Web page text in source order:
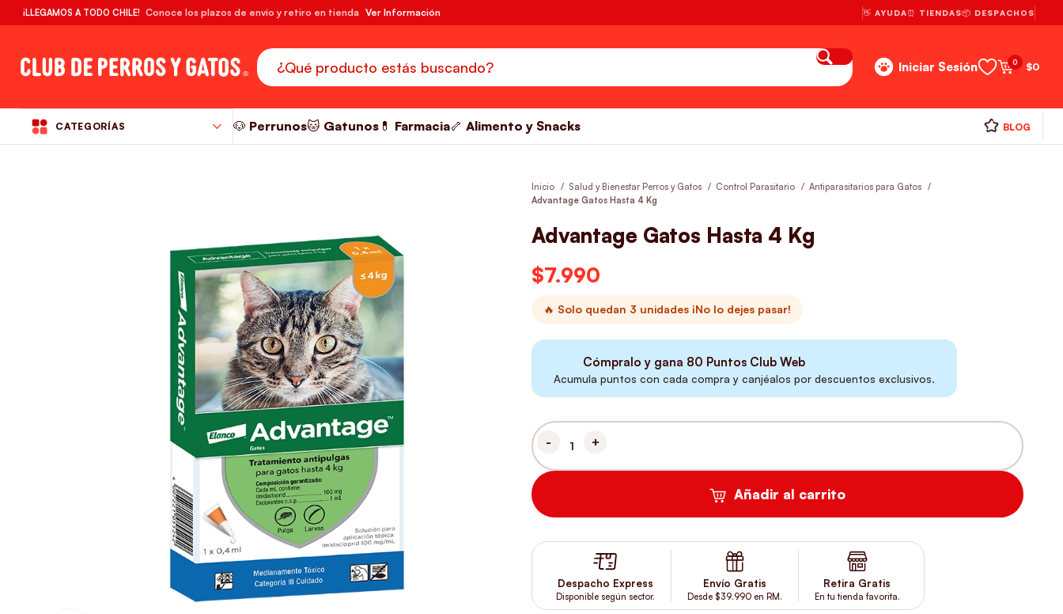
¡LLEGAMOS A TODO CHILE! Conoce los plazos de envío y retiro en tienda Ver Información 👋 AYUDA⏰ TIENDAS📦 DESPACHOS
Iniciar Sesión 0 $0
CATEGORÍAS 🐶 Perrunos🐱 Gatunos 💊 Farmacia🦴 Alimento y Snacks BLOG
Inicio Salud y Bienestar Perros y Gatos Control Parasitario
Antiparasitarios para Gatos
Advantage Gatos Hasta 4 Kg
Advantage Gatos Hasta 4 Kg
$7.990
🔥 Solo quedan 3 unidades ¡No lo dejes pasar!
Cómpralo y gana 80 Puntos Club Web
Acumula puntos con cada compra y canjéalos por descuentos exclusivos.
ADVANTAGE GATOS HASTA 4 KG CANTIDAD
Añadir al carrito
Despacho Express
Disponible según sector.
Envío Gratis
Desde $39.990 en RM.
Retira Gratis
En tu tienda favorita.
RM